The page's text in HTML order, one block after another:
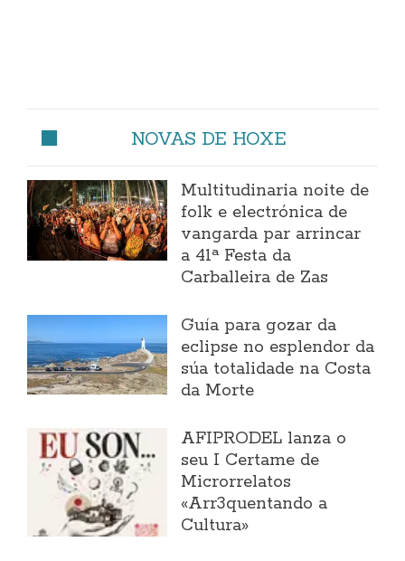
NOVAS DE HOXE
Multitudinaria noite de
folk e electrónica de
vangarda par arrincar
a 41ª Festa da
Carballeira de Zas
Guía para gozar da
eclipse no esplendor da
súa totalidade na Costa
da Morte
AFIPRODEL lanza o
seu I Certame de
Microrrelatos
«Arr3quentando a
Cultura»